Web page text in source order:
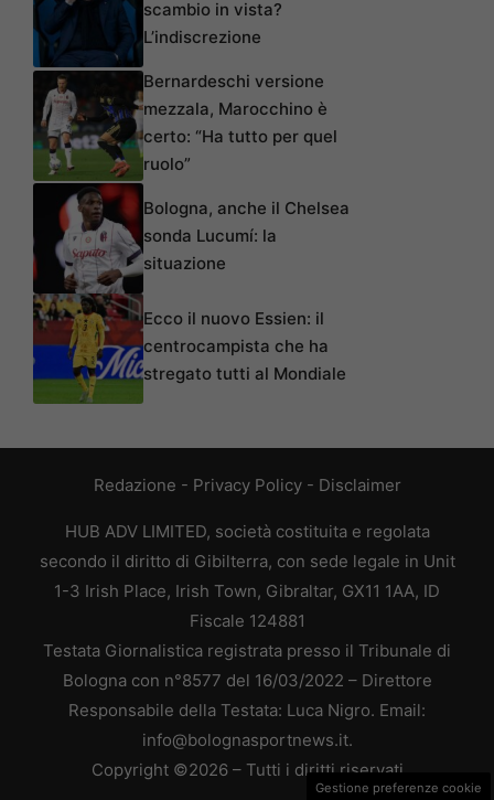
scambio in vista?
L’indiscrezione
Bernardeschi versione
mezzala, Marocchino è
certo: “Ha tutto per quel
ruolo”
Bologna, anche il Chelsea
sonda Lucumí: la
situazione
Ecco il nuovo Essien: il
centrocampista che ha
stregato tutti al Mondiale
Redazione - Privacy Policy- Disclaimer
HUB ADV LIMITED, società costituita e regolata
secondo il diritto di Gibilterra, con sede legale in Unit
1-3 Irish Place, Irish Town, Gibraltar, GX11 1AA, ID
Fiscale 124881
Testata Giornalistica registrata presso il Tribunale di
Bologna con n°8577 del 16/03/2022 – Direttore
Responsabile della Testata: Luca Nigro. Email:
info@bolognasportnews.it.
Copyright ©2026 – Tutti i diritti riservati
Gestione preferenze cookie